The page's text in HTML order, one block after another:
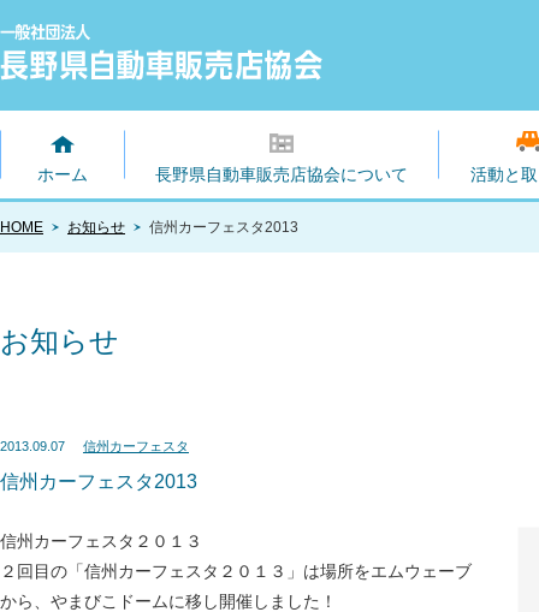
ホーム 長野県自動車販売店協会について 活動と
HOME お知らせ 信州カーフェスタ2013
お知らせ
2013.09.07 信州カーフェスタ
信州カーフェスタ2013
信州カーフェスタ２０１３
２回目の「信州カーフェスタ２０１３」は場所をエムウェーブ
から、やまびこドームに移し開催しました！